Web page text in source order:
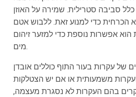
סביבה סטרילית. שמירה על האוזן
הכרחית כדי למנוע זאת. ללבוש אטם
אפשרות נוספת כדי למזער זיהום
מים.
של עקרות בעור התוף כוללים אובדן
משמעותית או אם יש הצטלקות
בהם העקרות לא נסגרת מעצמה,